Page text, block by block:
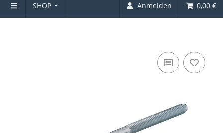
SHOP Anmelden 0,00 €
Verbindungsschraube